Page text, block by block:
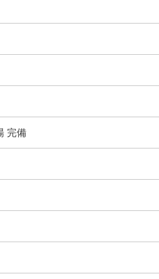
完備